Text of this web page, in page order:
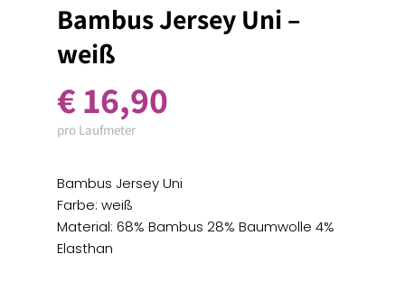
Bambus Jersey Uni –
weiß
€16,90
pro Laufmeter
Bambus Jersey Uni
Farbe: weiß
Material: 68% Bambus 28% Baumwolle 4%
Elasthan